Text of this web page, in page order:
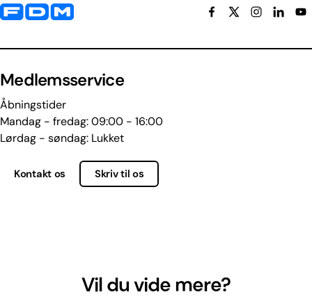
Yderligere information og kontaktoplysninger
Medlemsservice
Åbningstider
Mandag - fredag: 09:00 - 16:00
Lørdag - søndag: Lukket
Kontakt os Skriv til os
Vil du vide mere?